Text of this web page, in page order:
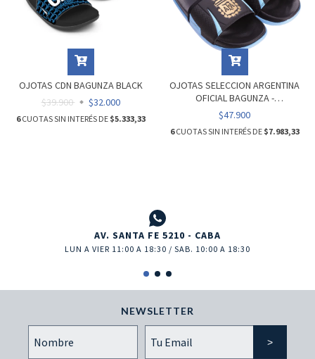
OJOTAS CDN BAGUNZA BLACK
$39.900
$32.000
6CUOTAS SIN INTERÉS DE $5.333,33
OJOTAS SELECCION ARGENTINA
OFICIAL BAGUNZA -
ENTRENAMIENTO 2025
$47.900
6CUOTAS SIN INTERÉS DE $7.983,33
AV. SANTA FE 5210 - CABA
LUN A VIER 11:00 A 18:30 / SAB. 10:00 A 18:30
NEWSLETTER